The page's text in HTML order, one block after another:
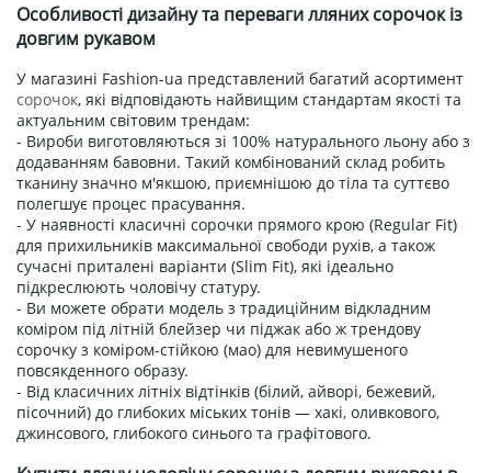
Особливості дизайну та переваги лляних сорочок із
довгим рукавом
У магазині Fashion-ua представлений багатий асортимент
сорочок, які відповідають найвищим стандартам якості та
актуальним світовим трендам:
- Вироби виготовляються зі 100% натурального льону або з
додаванням бавовни. Такий комбінований склад робить
тканину значно м'якшою, приємнішою до тіла та суттєво
полегшує процес прасування.
- У наявності класичні сорочки прямого крою (Regular Fit)
для прихильників максимальної свободи рухів, а також
сучасні приталені варіанти (Slim Fit), які ідеально
підкреслюють чоловічу статуру.
- Ви можете обрати модель з традиційним відкладним
коміром під літній блейзер чи піджак або ж трендову
сорочку з коміром-стійкою (мао) для невимушеного
повсякденного образу.
- Від класичних літніх відтінків (білий, айворі, бежевий,
пісочний) до глибоких міських тонів — хакі, оливкового,
джинсового, глибокого синього та графітового.